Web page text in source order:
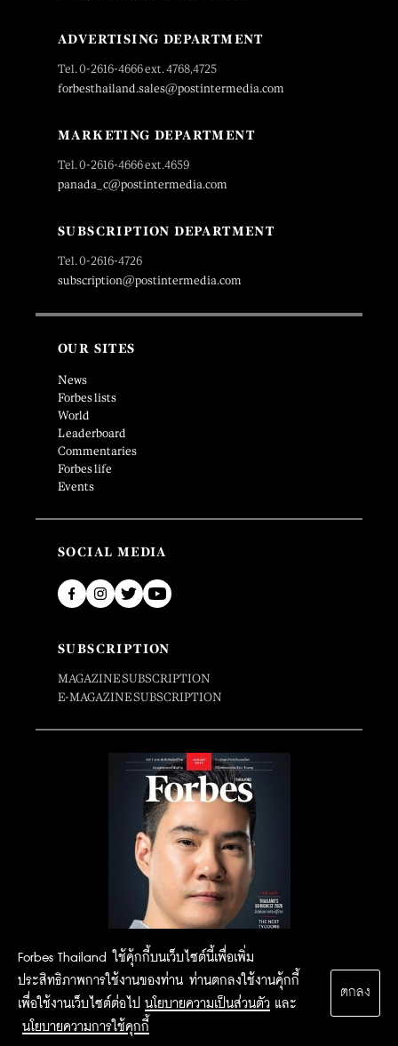
Forbes Thailand ใช้คุ้กกี้บนเว็บไซต์นี้เพื่อเพิ่ม
ประสิทธิภาพการใช้งานของท่าน ท่านตกลงใช้งานคุ้กกี้
เพื่อใช้งานเว็บไซต์ต่อไป นโยบายความเป็นส่วนตัว และ
นโยบายความการใช้คุกกี้
ตกลง
ADVERTISING DEPARTMENT
Tel. 0-2616-4666 ext. 4768,4725
forbesthailand.sales@postintermedia.com
MARKETING DEPARTMENT
Tel. 0-2616-4666 ext.4659
panada_c@postintermedia.com
SUBSCRIPTION DEPARTMENT
Tel. 0-2616-4726
subscription@postintermedia.com
OUR SITES
News
Forbes lists
World
Leaderboard
Commentaries
Forbes life
Events
SOCIAL MEDIA
SUBSCRIPTION
MAGAZINE SUBSCRIPTION
E-MAGAZINE SUBSCRIPTION
2015 Forbesthailand.com ALL RIGHTS RESERVED